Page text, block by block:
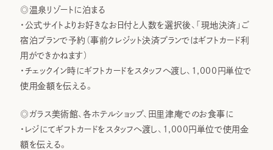
◎温泉リゾートに泊まる
・公式サイトよりお好きなお日付と人数を選択後、「現地決済」ご
宿泊プランで予約（事前クレジット決済プランではギフトカード利
用ができかねます）
・チェックイン時にギフトカードをスタッフへ渡し、1,000円単位で
使用金額を伝える。
◎ガラス美術館、各ホテルショップ、田里津庵でのお食事に
・レジにてギフトカードをスタッフへ渡し、1,000円単位で使用金
額を伝える。